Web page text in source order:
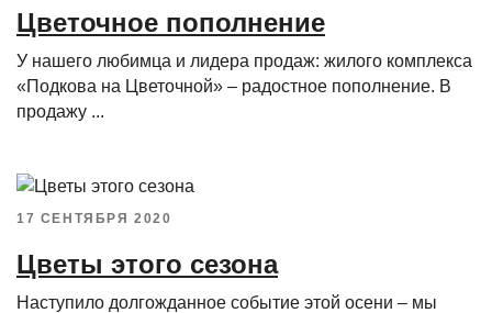
Цветочное пополнение
У нашего любимца и лидера продаж: жилого комплекса
«Подкова на Цветочной» – радостное пополнение. В
продажу ...
17 СЕНТЯБРЯ 2020
Цветы этого сезона
Наступило долгожданное событие этой осени – мы